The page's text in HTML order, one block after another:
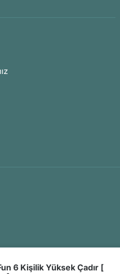
6 Kişilik Yüksek Çadır [